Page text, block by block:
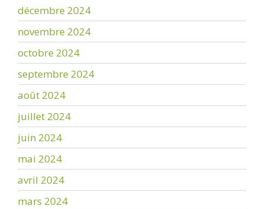
décembre 2024
novembre 2024
octobre 2024
septembre 2024
août 2024
juillet 2024
juin 2024
mai 2024
avril 2024
mars 2024